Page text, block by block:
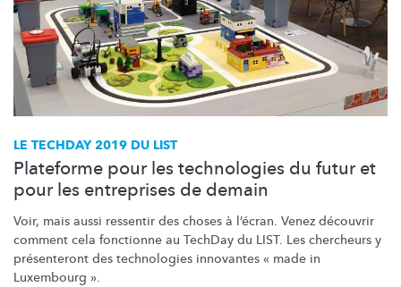
LE TECHDAY 2019 DU LIST
Plateforme pour les technologies du futur et
pour les entreprises de demain
Voir, mais aussi ressentir des choses à l’écran. Venez découvrir
comment cela fonctionne au TechDay du LIST. Les chercheurs y
présenteront des technologies innovantes « made in
Luxembourg ».